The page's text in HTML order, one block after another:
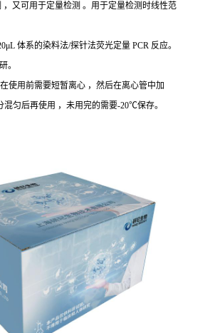
又可用于定量检测 。用于定量检测时线性范
体系的染料法/探针法荧光定量 PCR 反应。
。
使用前需要短暂离心 ，然后在离心管中加
混匀后再使用 ，未用完的需要-20℃保存。